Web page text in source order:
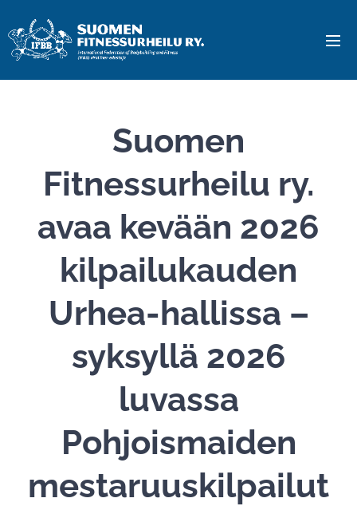
Suomen
Fitnessurheilu ry.
avaa kevään 2026
kilpailukauden
Urhea-hallissa –
syksyllä 2026
luvassa
Pohjoismaiden
mestaruuskilpailut